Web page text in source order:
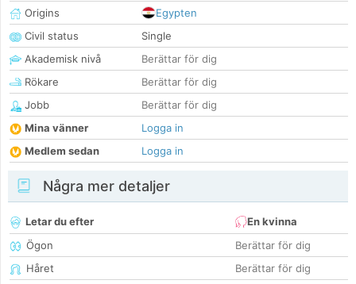
Origins
Egypten
Civil status
Single
Akademisk nivå
Berättar för dig
Rökare
Berättar för dig
Jobb
Berättar för dig
Mina vänner
Logga in
Medlem sedan
Logga in
Några mer detaljer
Letar du efter
En kvinna
Ögon
Berättar för dig
Håret
Berättar för dig